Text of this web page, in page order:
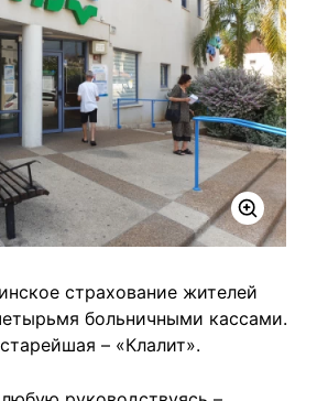
страхование жителей
больничными кассами.
– «Клалит».